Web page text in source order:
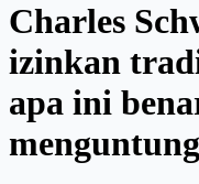
Charles
izinkan
apa ini